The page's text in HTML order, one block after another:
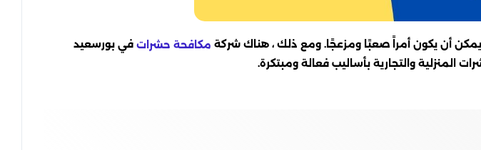
أن يكون أمراً صعبًا ومزعجًا. ومع ذلك ، هناك شركة مكافحة حشرات في بورسعيد
المنزلية والتجارية بأساليب فعالة ومبتكرة.